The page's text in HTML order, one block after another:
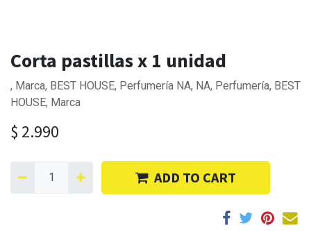
Corta pastillas x 1 unidad
, Marca, BEST HOUSE, Perfumería NA, NA, Perfumería, BEST
HOUSE, Marca
$ 2.990
ADD TO CART